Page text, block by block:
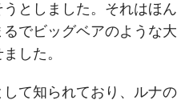
としました。それはほん
でビッグベアのような大
した。
て知られており、ルナの